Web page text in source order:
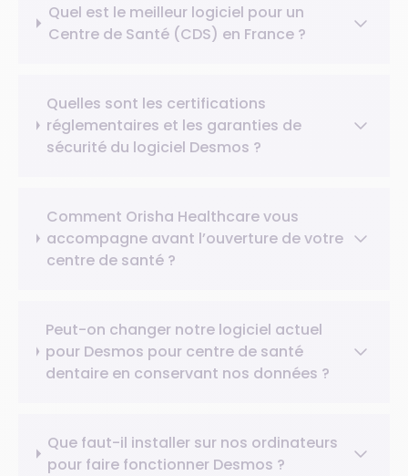
Quel est le meilleur logiciel pour un
Centre de Santé (CDS) en France ?
Quelles sont les certifications
réglementaires et les garanties de
sécurité du logiciel Desmos ?
Comment Orisha Healthcare vous
accompagne avant l’ouverture de votre
centre de santé ?
Peut-on changer notre logiciel actuel
pour Desmos pour centre de santé
dentaire en conservant nos données ?
Que faut-il installer sur nos ordinateurs
pour faire fonctionner Desmos ?